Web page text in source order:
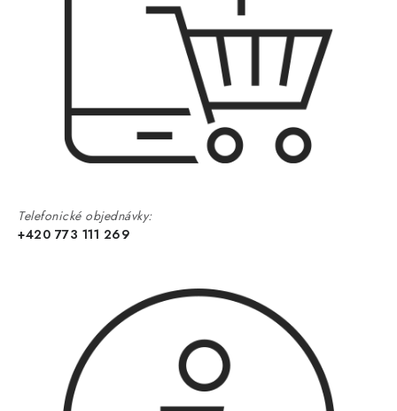
Telefonické objednávky:
+420 773 111 269